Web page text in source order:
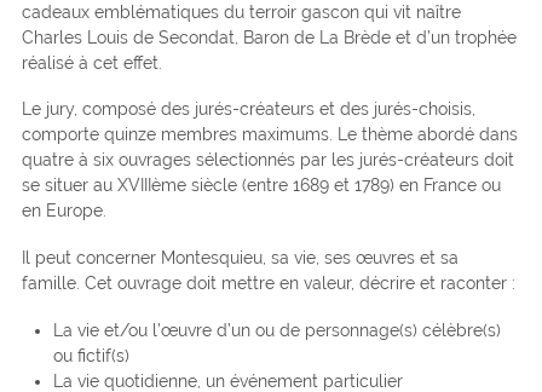
cadeaux emblématiques du terroir gascon qui vit naître
Charles Louis de Secondat, Baron de La Brède et d’un trophée
réalisé à cet effet.
Le jury, composé des jurés-créateurs et des jurés-choisis,
comporte quinze membres maximums. Le thème abordé dans
quatre à six ouvrages sélectionnés par les jurés-créateurs doit
se situer au XVIIIème siècle (entre 1689 et 1789) en France ou
en Europe.
Il peut concerner Montesquieu, sa vie, ses œuvres et sa
famille. Cet ouvrage doit mettre en valeur, décrire et raconter :
La vie et/ou l’œuvre d’un ou de personnage(s) célèbre(s)
ou fictif(s)
La vie quotidienne, un événement particulier